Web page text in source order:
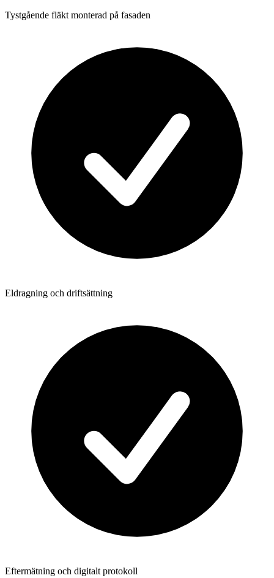
Tystgående fläkt monterad på fasaden
Eldragning och driftsättning
Eftermätning och digitalt protokoll